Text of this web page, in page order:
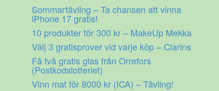
Sommartävling – Ta chansen att vinna
iPhone 17 gratis!
10 produkter för 300 kr – MakeUp Mekka
Välj 3 gratisprover vid varje köp – Clarins
Få två gratis glas från Orrefors
(Postkodslotteriet)
Vinn mat för 8000 kr (ICA) – Tävling!